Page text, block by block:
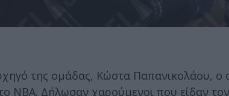
της ομάδας, Κώστα Παπανικολάου, ο
NBA. Δήλωσαν χαρούμενοι που είδαν